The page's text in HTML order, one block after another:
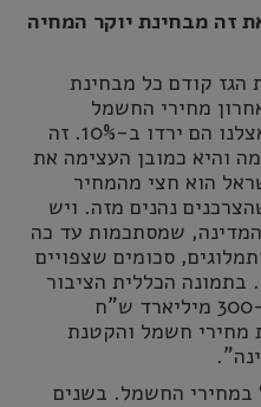
זה מבחינת יוקר המחיה
הגז קודם כל מבחינת
מחירי החשמל
באירופה עלו ב-40% בזמן שאצלנו הם ירדו ב-10%. זה
והיא כמובן העצימה את
הוא חצי מהמחיר
נהנים מזה. ויש
שמסתכמות עד כה
סכומים שצפויים
הכללית הציבור
נהנה בעשור האחרון מיותר מ-300 מיליארד ש"ח
מחירי חשמל והקטנת
החשמל. בשנים